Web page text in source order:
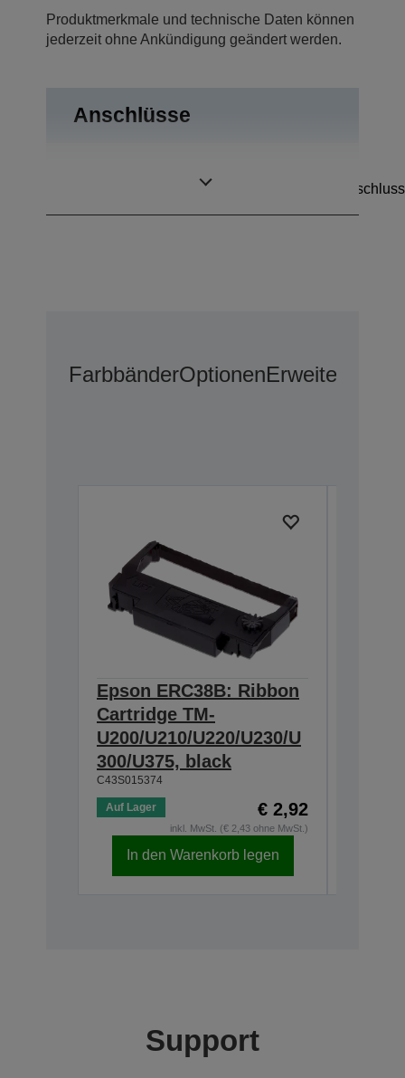
Produktmerkmale und technische Daten können
jederzeit ohne Ankündigung geändert werden.
Anschlüsse
Kassenschubladenanschluss
FarbbänderOptionenErweiterte
Epson ERC38B: Ribbon
Cartridge TM-
U200/U210/U220/U230/U
300/U375, black
C43S015374
Auf Lager € 2,92
inkl. MwSt. (€ 2,43 ohne MwSt.)
In den Warenkorb legen
Support